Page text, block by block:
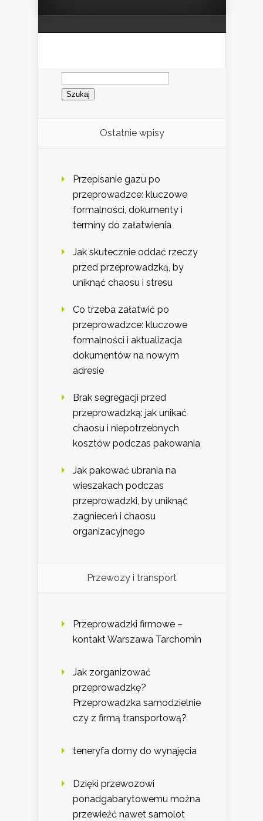
Szukaj:
Ostatnie wpisy
Przepisanie gazu po
przeprowadzce: kluczowe
formalności, dokumenty i
terminy do załatwienia
Jak skutecznie oddać rzeczy
przed przeprowadzką, by
uniknąć chaosu i stresu
Co trzeba załatwić po
przeprowadzce: kluczowe
formalności i aktualizacja
dokumentów na nowym
adresie
Brak segregacji przed
przeprowadzką: jak unikać
chaosu i niepotrzebnych
kosztów podczas pakowania
Jak pakować ubrania na
wieszakach podczas
przeprowadzki, by uniknąć
zagnieceń i chaosu
organizacyjnego
Przewozy i transport
Przeprowadzki firmowe –
kontakt Warszawa Tarchomin
Jak zorganizować
przeprowadzkę?
Przeprowadzka samodzielnie
czy z firmą transportową?
teneryfa domy do wynajęcia
Dzięki przewozowi
ponadgabarytowemu można
przewieźć nawet samolot